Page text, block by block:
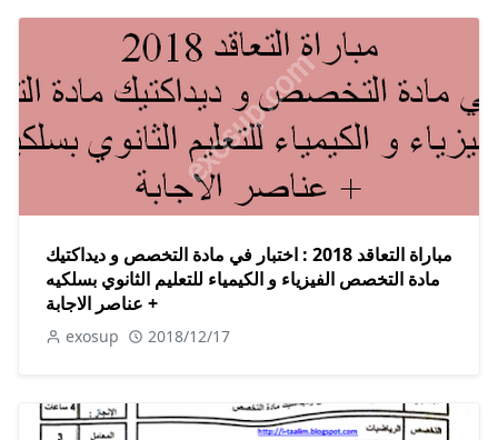
مباراة التعاقد 2018 : اختبار في مادة التخصص و ديداكتيك
مادة التخصص الفيزياء و الكيمياء للتعليم الثانوي بسلكيه
+ عناصر الاجابة
exosup 2018/12/17